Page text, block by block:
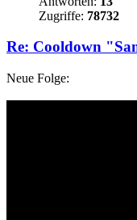
Zugriffe: 78732
Re: Cooldown
Neue Folge: